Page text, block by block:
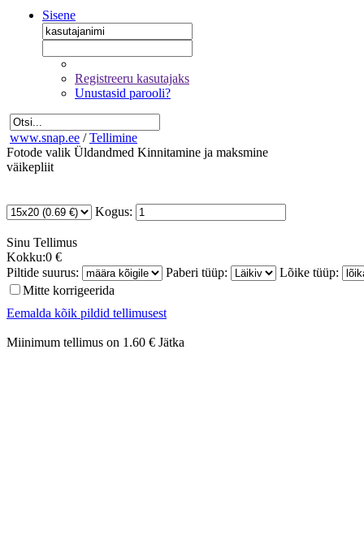
Sisene
Registreeru kasutajaks
Unustasid parooli?
www.snap.ee / Tellimine
Fotode valik Üldandmed Kinnitamine ja maksmine
väikepliit
Kogus:
Sinu Tellimus
Kokku:0 €
Piltide suurus:
Paberi tüüp:
Lõike tüüp:
Mitte korrigeerida
Eemalda kõik pildid tellimusest
Miinimum tellimus on 1.60 € Jätka